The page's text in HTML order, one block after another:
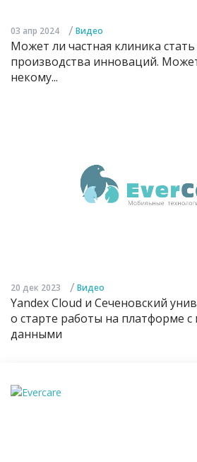
03 апр 2024 / Видео
Может ли частная клиника
производства инноваций.
некому...
20 дек 2023 / Видео
Yandex Cloud и Сеченовский
о старте работы на платформе
данными